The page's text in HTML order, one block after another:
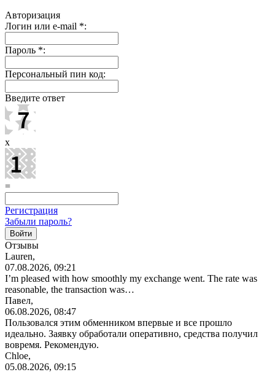
Авторизация
Логин или e-mail *:
Пароль *:
Персональный пин код:
Введите ответ
x
=
Регистрация
Забыли пароль?
Отзывы
Lauren,
07.08.2026, 09:21
I’m pleased with how smoothly my exchange went. The rate was
reasonable, the transaction was…
Павел,
06.08.2026, 08:47
Пользовался этим обменником впервые и все прошло
идеально. Заявку обработали оперативно, средства получил
вовремя. Рекомендую.
Chloe,
05.08.2026, 09:15